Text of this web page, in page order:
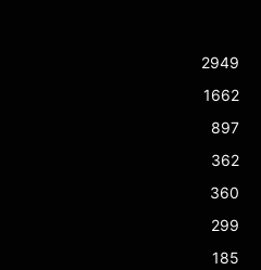
2949
1662
897
362
360
299
185